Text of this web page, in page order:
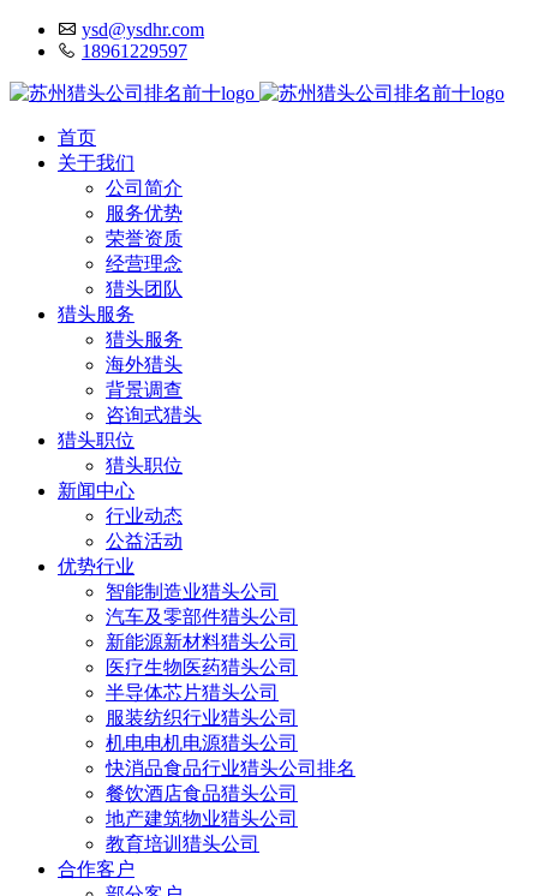
ysd@ysdhr.com
18961229597
首页
关于我们
公司简介
服务优势
荣誉资质
经营理念
猎头团队
猎头服务
猎头服务
海外猎头
背景调查
咨询式猎头
猎头职位
猎头职位
新闻中心
行业动态
公益活动
优势行业
智能制造业猎头公司
汽车及零部件猎头公司
新能源新材料猎头公司
医疗生物医药猎头公司
半导体芯片猎头公司
服装纺织行业猎头公司
机电电机电源猎头公司
快消品食品行业猎头公司排名
餐饮酒店食品猎头公司
地产建筑物业猎头公司
教育培训猎头公司
合作客户